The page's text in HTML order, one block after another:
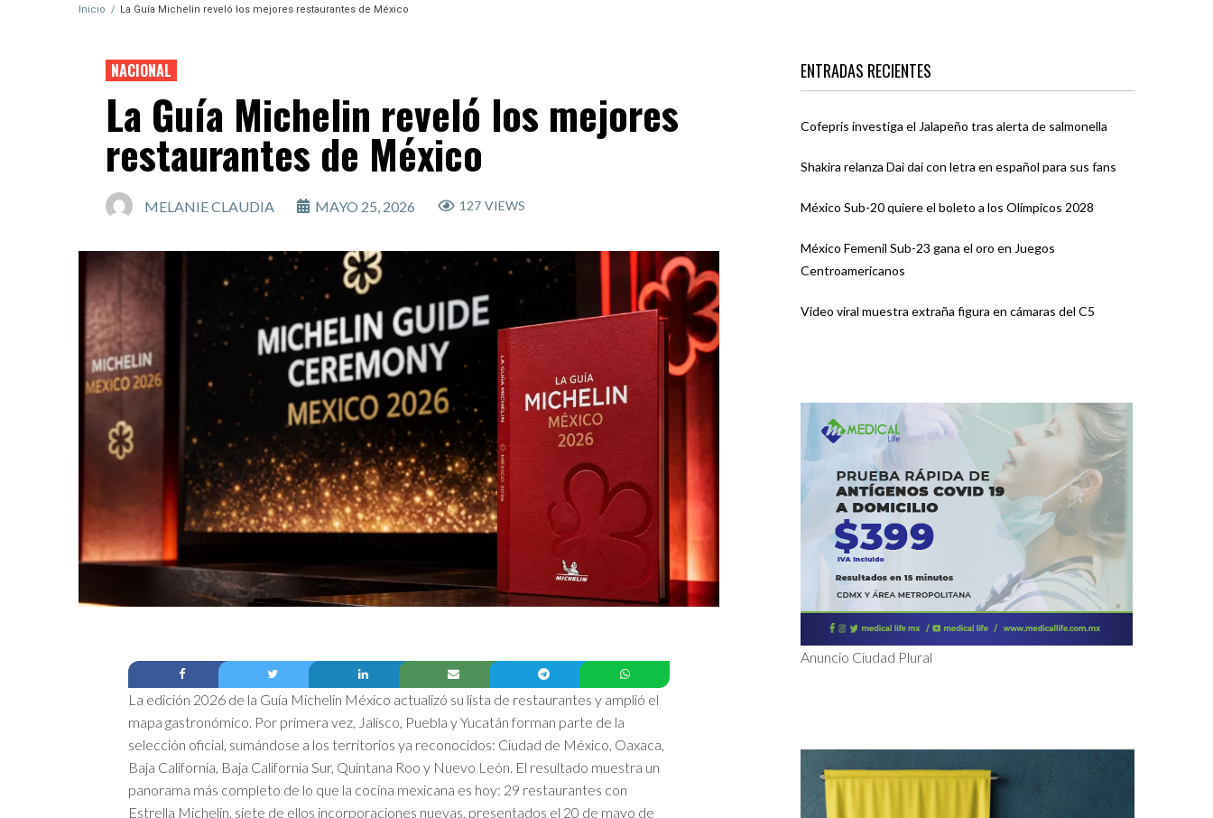
Inicio / La Guía Michelin reveló los mejores restaurantes de México
NACIONAL
La Guía Michelin reveló los mejores
restaurantes de México
MELANIE CLAUDIA MAYO 25, 2026 127 VIEWS
La edición 2026 de la Guía Michelin México actualizó su lista de restaurantes y amplió el
mapa gastronómico. Por primera vez, Jalisco, Puebla y Yucatán forman parte de la
selección oficial, sumándose a los territorios ya reconocidos: Ciudad de México, Oaxaca,
Baja California, Baja California Sur, Quintana Roo y Nuevo León. El resultado muestra un
panorama más completo de lo que la cocina mexicana es hoy: 29 restaurantes con
Estrella Michelin, siete de ellos incorporaciones nuevas, presentados el 20 de mayo de
ENTRADAS RECIENTES
Cofepris investiga el Jalapeño tras alerta de salmonella
Shakira relanza Dai dai con letra en español para sus fans
México Sub-20 quiere el boleto a los Olímpicos 2028
México Femenil Sub-23 gana el oro en Juegos
Centroamericanos
Video viral muestra extraña figura en cámaras del C5
Anuncio Ciudad Plural